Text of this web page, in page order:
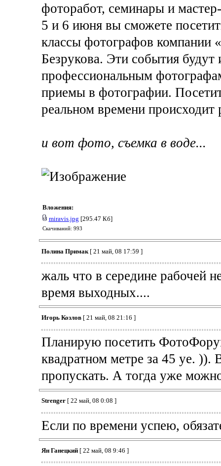
фоторабот, семинары и
5 и 6 июня вы сможете
классы фотографов
Безрукова. Эти события будут
профессиональным
приемы в фотографии.
реальном времени происходит
и вот фото, съемка в воде...
Вложения:
miravis.jpg [295.47 Кб]
Скачиваний: 993
Полина Примак[ 21 май, 08 17:59 ]
жаль что в середине рабочей
время выходных....
Игорь Козлов[ 21 май, 08 21:16 ]
Планирую посетить
квадратном метре за 45 уе. )).
пропускать. А тогда уже
Strenger[ 22 май, 08 0:08 ]
Если по времени успею,
Ян Ганецкий[ 22 май, 08 9:46 ]